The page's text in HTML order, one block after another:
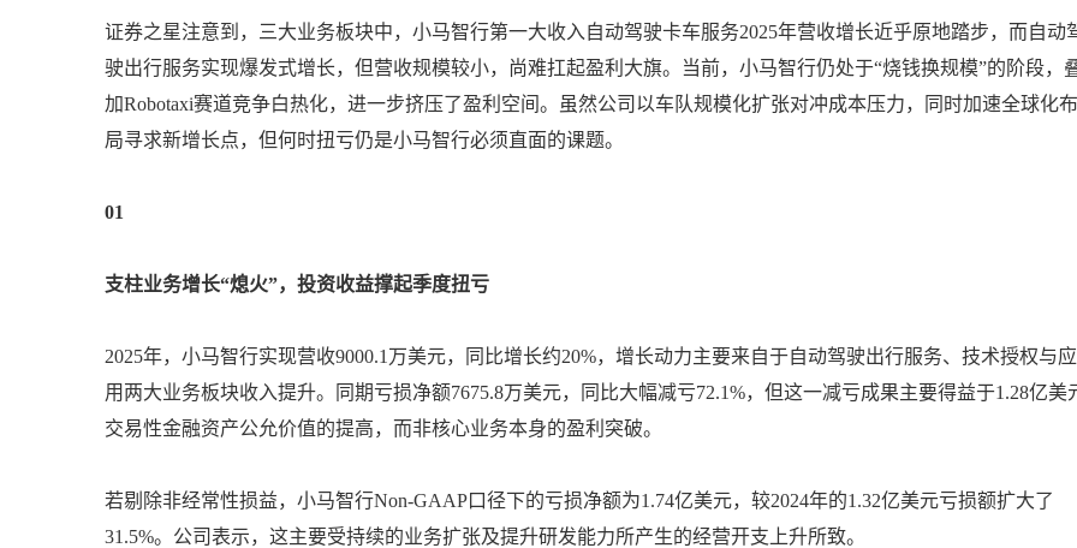
证券之星注意到，三大业务板块中，小马智行第一大收入自动驾驶卡车服务2025年营收增长近乎原地踏步，而自动
驶出行服务实现爆发式增长，但营收规模较小，尚难扛起盈利大旗。当前，小马智行仍处于“烧钱换规模”的阶段，
加Robotaxi赛道竞争白热化，进一步挤压了盈利空间。虽然公司以车队规模化扩张对冲成本压力，同时加速全球化布
局寻求新增长点，但何时扭亏仍是小马智行必须直面的课题。
01
支柱业务增长“熄火”，投资收益撑起季度扭亏
2025年，小马智行实现营收9000.1万美元，同比增长约20%，增长动力主要来自于自动驾驶出行服务、技术授权与应
用两大业务板块收入提升。同期亏损净额7675.8万美元，同比大幅减亏72.1%，但这一减亏成果主要得益于1.28亿美
交易性金融资产公允价值的提高，而非核心业务本身的盈利突破。
若剔除非经常性损益，小马智行Non-GAAP口径下的亏损净额为1.74亿美元，较2024年的1.32亿美元亏损额扩大了
31.5%。公司表示，这主要受持续的业务扩张及提升研发能力所产生的经营开支上升所致。